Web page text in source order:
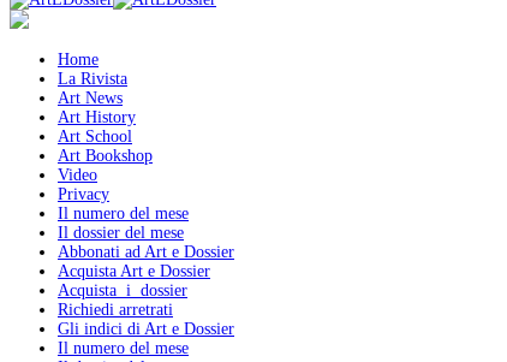
Home
La Rivista
Art News
Art History
Art School
Art Bookshop
Video
Privacy
Il numero del mese
Il dossier del mese
Abbonati ad Art e Dossier
Acquista Art e Dossier
Acquista i dossier
Richiedi arretrati
Gli indici di Art e Dossier
Il numero del mese